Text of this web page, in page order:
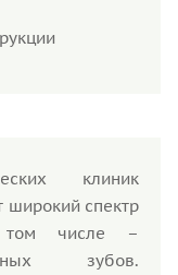
клиник
спектр
том числе –
зубов.